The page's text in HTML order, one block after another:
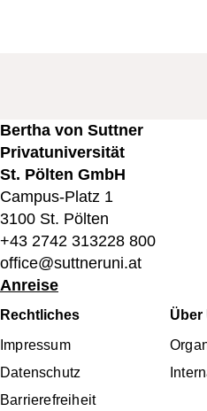
Bertha von Suttner
Privatuniversität
St. Pölten GmbH
Campus-Platz 1
3100 St. Pölten
+43 2742 313228 800
office@suttneruni.at
Anreise
Fußbereichsmenü
Rechtliches
Impressum
Datenschutz
Barrierefreiheit
Über